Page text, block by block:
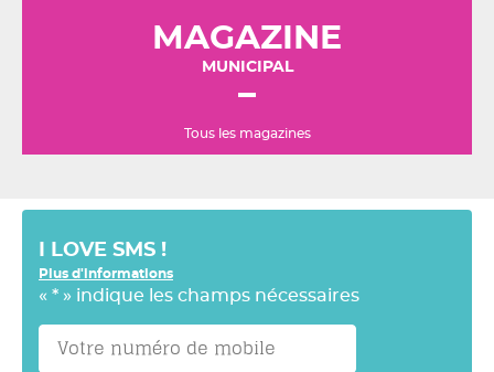
MAGAZINE
MUNICIPAL
Tous les magazines
I LOVE SMS !
Plus d'informations
« * » indique les champs nécessaires